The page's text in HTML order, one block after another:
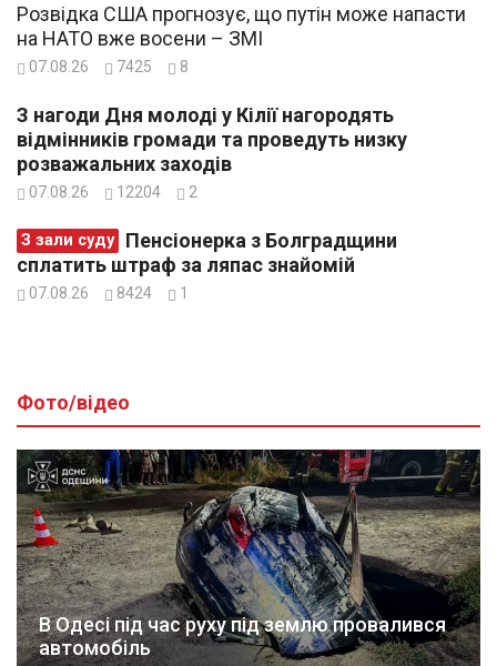
Розвідка США прогнозує, що путін може напасти
на НАТО вже восени – ЗМІ
07.08.26 7425 8
З нагоди Дня молоді у Кілії нагородять
відмінників громади та проведуть низку
розважальних заходів
07.08.26 12204 2
З зали суду
сплатить штраф за ляпас знайомій
07.08.26 8424 1
Фото/відео
В Одесі під час руху під землю провалився
автомобіль